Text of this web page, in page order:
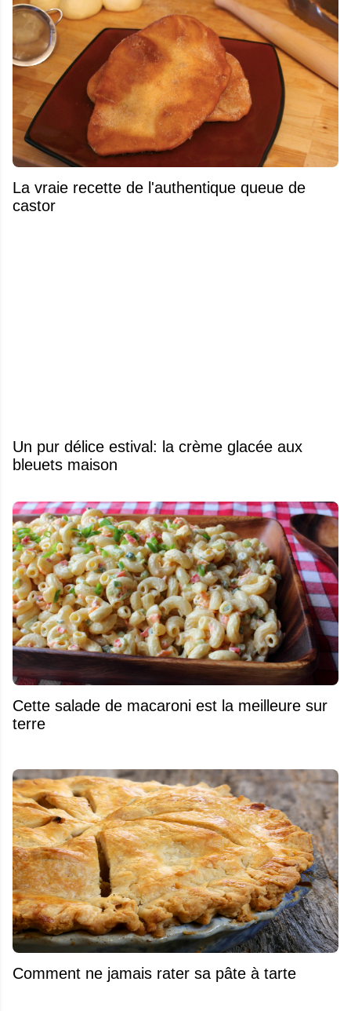
La vraie recette de l'authentique queue de
castor
Un pur délice estival: la crème glacée aux
bleuets maison
Cette salade de macaroni est la meilleure sur
terre
Comment ne jamais rater sa pâte à tarte